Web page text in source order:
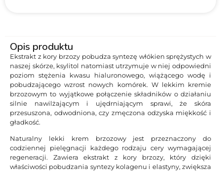
Opis produktu
Ekstrakt z kory brzozy pobudza syntezę włókien sprężystych w
naszej skórze, ksylitol natomiast utrzymuje w niej odpowiedni
poziom stężenia kwasu hialuronowego, wiążącego wodę i
pobudzającego wzrost nowych komórek. W lekkim kremie
brzozowym to wyjątkowe połączenie składników o działaniu
silnie nawilżającym i ujędrniającym sprawi, że skóra
przesuszona, odwodniona, czy zmęczona odzyska miękkość i
gładkość.
Naturalny lekki krem brzozowy jest przeznaczony do
codziennej pielęgnacji każdego rodzaju cery wymagającej
regeneracji. Zawiera ekstrakt z kory brzozy, który dzięki
właściwości pobudzania syntezy kolagenu i elastyny, zwiększa